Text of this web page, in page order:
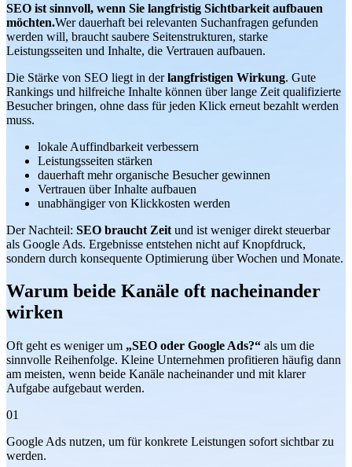
SEO ist sinnvoll, wenn Sie langfristig Sichtbarkeit aufbauen
möchten.Wer dauerhaft bei relevanten Suchanfragen gefunden
werden will, braucht saubere Seitenstrukturen, starke
Leistungsseiten und Inhalte, die Vertrauen aufbauen.
Die Stärke von SEO liegt in derlangfristigen Wirkung. Gute
Rankings und hilfreiche Inhalte können über lange Zeit qualifizierte
Besucher bringen, ohne dass für jeden Klick erneut bezahlt werden
muss.
lokale Auffindbarkeit verbessern
Leistungsseiten stärken
dauerhaft mehr organische Besucher gewinnen
Vertrauen über Inhalte aufbauen
unabhängiger von Klickkosten werden
Der Nachteil: SEO braucht Zeit und ist weniger direkt steuerbar
als Google Ads. Ergebnisse entstehen nicht auf Knopfdruck,
sondern durch konsequente Optimierung über Wochen und Monate.
Warum beide Kanäle oft nacheinander
wirken
Oft geht es weniger um „SEO oder Google Ads?“ als um die
sinnvolle Reihenfolge. Kleine Unternehmen profitieren häufig dann
am meisten, wenn beide Kanäle nacheinander und mit klarer
Aufgabe aufgebaut werden.
01
Google Ads nutzen, um für konkrete Leistungen sofort sichtbar zu
werden.